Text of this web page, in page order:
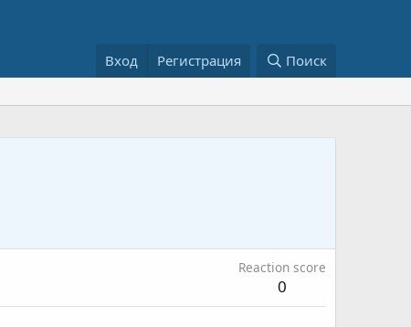
Вход Регистрация Поиск
Reaction score
0